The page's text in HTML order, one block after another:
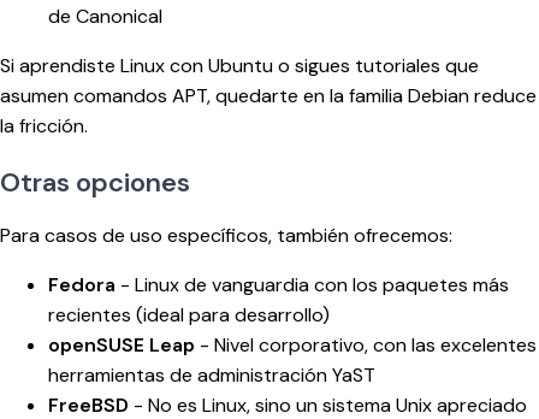
de Canonical
Si aprendiste Linux con Ubuntu o sigues tutoriales que
asumen comandos APT, quedarte en la familia Debian reduce
la fricción.
Otras opciones
Para casos de uso específicos, también ofrecemos:
Fedora - Linux de vanguardia con los paquetes más
recientes (ideal para desarrollo)
openSUSE Leap - Nivel corporativo, con las excelentes
herramientas de administración YaST
FreeBSD - No es Linux, sino un sistema Unix apreciado